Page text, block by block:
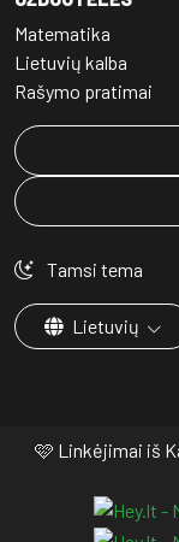
Matematika
Lietuvių kalba
Rašymo pratimai
Tamsi tema
Lietuvių
🩷 Linkėjimai iš